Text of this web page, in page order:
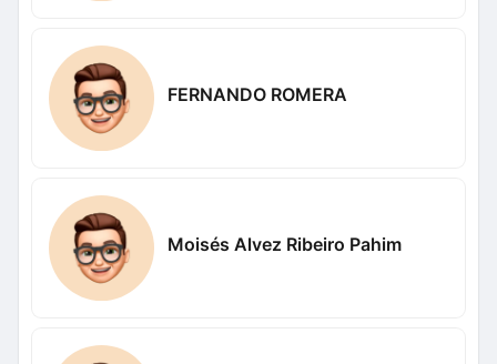
FERNANDO ROMERA
Moisés Alvez Ribeiro Pahim